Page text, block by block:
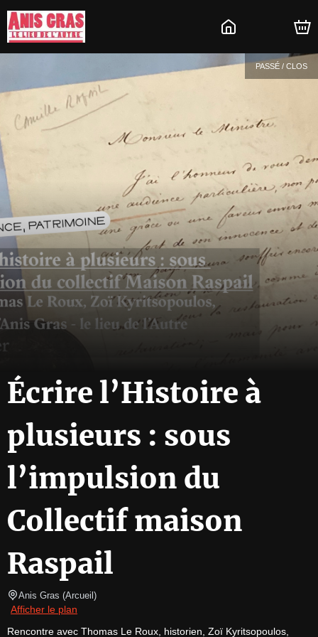
PASSÉ / CLOS
Écrire l’Histoire à
plusieurs : sous
l’impulsion du
Collectif maison
Raspail
Anis Gras (Arcueil )
Afficher le plan
Rencontre avec Thomas Le Roux, historien, Zoï Kyritsopoulos,